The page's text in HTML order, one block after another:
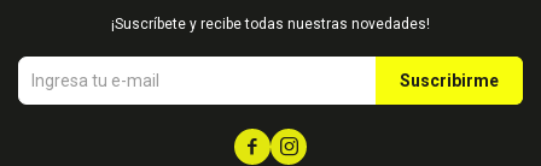
¡Suscríbete y recibe todas nuestras novedades!
Suscribirme
 